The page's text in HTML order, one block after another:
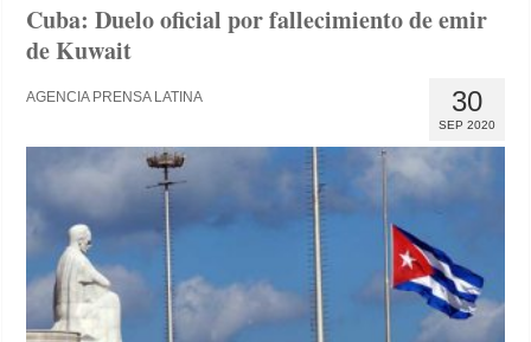
Cuba: Duelo oficial por fallecimiento de emir
de Kuwait
30
SEP 2020
AGENCIA PRENSA LATINA